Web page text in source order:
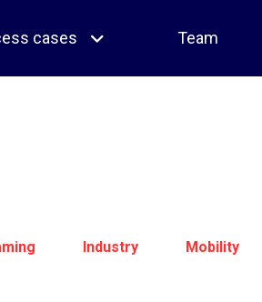
cases Team
Industry Mobility